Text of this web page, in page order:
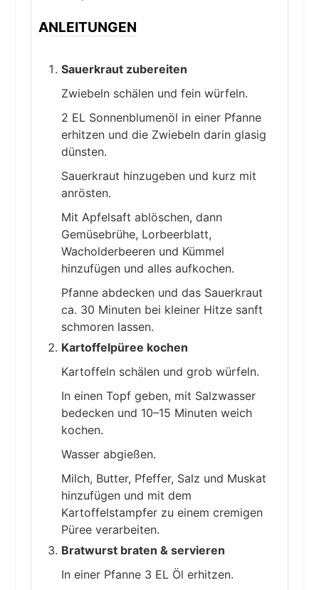
ANLEITUNGEN
Sauerkraut zubereiten
Zwiebeln schälen und fein würfeln.
2 EL Sonnenblumenöl in einer Pfanne
erhitzen und die Zwiebeln darin glasig
dünsten.
Sauerkraut hinzugeben und kurz mit
anrösten.
Mit Apfelsaft ablöschen, dann
Gemüsebrühe, Lorbeerblatt,
Wacholderbeeren und Kümmel
hinzufügen und alles aufkochen.
Pfanne abdecken und das Sauerkraut
ca. 30 Minuten bei kleiner Hitze sanft
schmoren lassen.
Kartoffelpüree kochen
Kartoffeln schälen und grob würfeln.
In einen Topf geben, mit Salzwasser
bedecken und 10–15 Minuten weich
kochen.
Wasser abgießen.
Milch, Butter, Pfeffer, Salz und Muskat
hinzufügen und mit dem
Kartoffelstampfer zu einem cremigen
Püree verarbeiten.
Bratwurst braten & servieren
In einer Pfanne 3 EL Öl erhitzen.